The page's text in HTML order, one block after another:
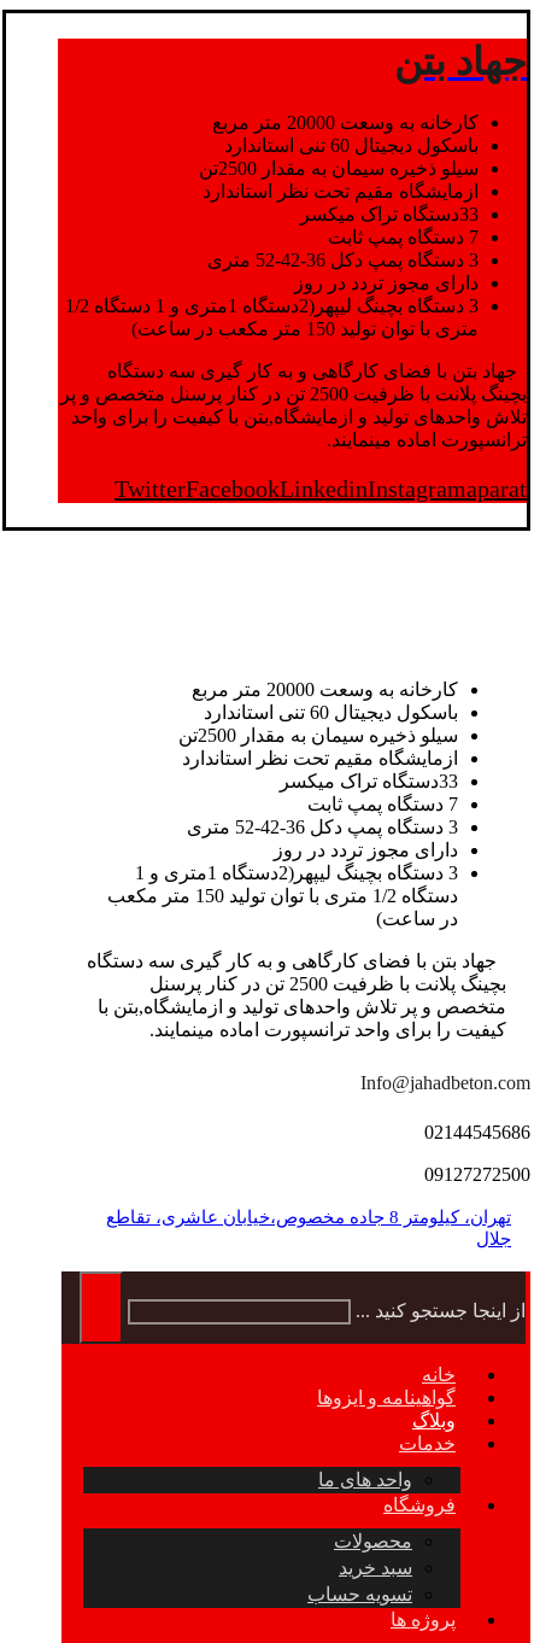
جهاد بتن
کارخانه به وسعت 20000 متر مربع
باسکول دیجیتال 60 تنی استاندارد
سیلو ذخیره سیمان به مقدار 2500تن
ازمایشگاه مقیم تحت نظر استاندارد
33دستگاه تراک میکسر
7 دستگاه پمپ ثابت
3 دستگاه پمپ دکل 36-42-52 متری
دارای مجوز تردد در روز
3 دستگاه بچینگ لیپهر(2دستگاه 1متری و 1 دستگاه 1/2
متری با توان تولید 150 متر مکعب در ساعت)
جهاد بتن با فضای کارگاهی و به کار گیری سه دستگاه
بچینگ پلانت با ظرفیت 2500 تن در کنار پرسنل متخصص و پر
تلاش واحدهای تولید و ازمایشگاه,بتن با کیفیت را برای واحد
ترانسپورت اماده مینمایند.
TwitterFacebookLinkedinInstagramaparat
کارخانه به وسعت 20000 متر مربع
باسکول دیجیتال 60 تنی استاندارد
سیلو ذخیره سیمان به مقدار 2500تن
ازمایشگاه مقیم تحت نظر استاندارد
33دستگاه تراک میکسر
7 دستگاه پمپ ثابت
3 دستگاه پمپ دکل 36-42-52 متری
دارای مجوز تردد در روز
3 دستگاه بچینگ لیپهر(2دستگاه 1متری و 1
دستگاه 1/2 متری با توان تولید 150 متر مکعب
در ساعت)
جهاد بتن با فضای کارگاهی و به کار گیری سه دستگاه
بچینگ پلانت با ظرفیت 2500 تن در کنار پرسنل
متخصص و پر تلاش واحدهای تولید و ازمایشگاه,بتن با
کیفیت را برای واحد ترانسپورت اماده مینمایند.
Info@jahadbeton.com
02144545686
09127272500
تهران، کیلومتر 8 جاده مخصوص،خیابان عاشری، تقاطع
جلال
از اینجا جستجو کنید ...
خانه
گواهینامه و ایزوها
وبلاگ
خدمات
واحد های ما
فروشگاه
محصولات
سبد خرید
تسویه حساب
پروژه ها